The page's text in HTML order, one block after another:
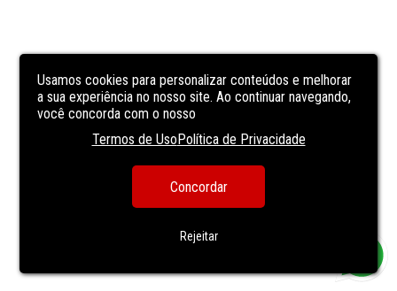
Usamos cookies para personalizar conteúdos e melhorar
a sua experiência no nosso site. Ao continuar navegando,
você concorda com o nosso
Termos de UsoPolítica de Privacidade
Concordar
Rejeitar